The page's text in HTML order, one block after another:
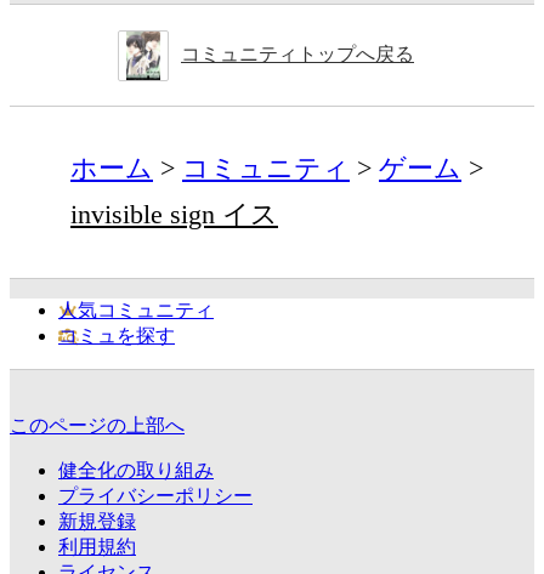
コミュニティトップへ戻る
ホーム コミュニティ
ゲーム
invisible sign イス
人気コミュニティ
コミュを探す
このページの上部へ
健全化の取り組み
プライバシーポリシー
新規登録
利用規約